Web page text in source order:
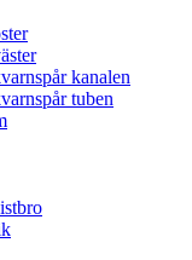
kanalen
tuben